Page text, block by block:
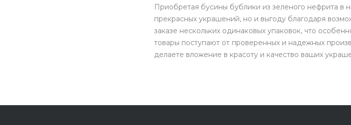
Приобретая бусины бублики из зеленого нефрита в
прекрасных украшений, но и выгоду благодаря
заказе нескольких одинаковых упаковок, что
товары поступают от проверенных и надежных
делаете вложение в красоту и качество ваших